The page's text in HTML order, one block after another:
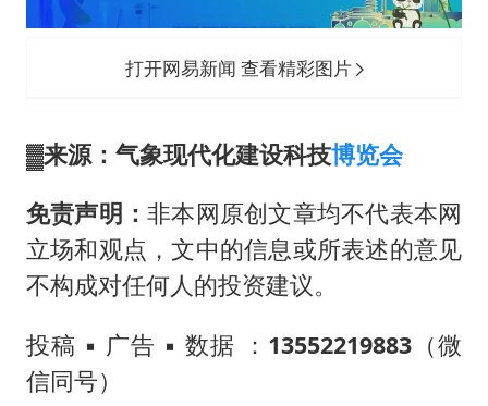
打开网易新闻 查看精彩图片
▓来源：气象现代化建设科技博览会
免责声明：非本网原创文章均不代表本网
立场和观点，文中的信息或所表述的意见
不构成对任何人的投资建议。
投稿 ▪ 广告 ▪ 数据 ： 13552219883 （微
信同号）